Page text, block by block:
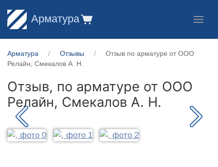
Арматура
Арматура Отзывы
Отзыв по арматуре от ООО
Релайн, Смекалов А. Н.
Отзыв, по арматуре от ООО
Релайн, Смекалов А. Н.